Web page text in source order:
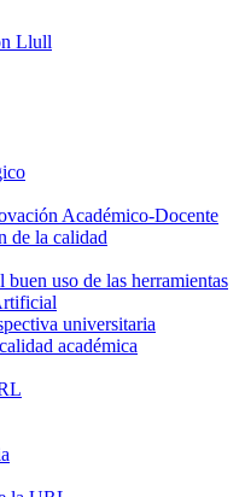
Llull
Académico-Docente
de la calidad
buen uso de las herramientas
universitaria
académica